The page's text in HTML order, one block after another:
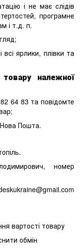
і не має слідів
програмне
і т.д. п.
ярлики, плівки та
належної
64 83 та повідомте
Нова Пошта.
номер
вартості товару
обмін